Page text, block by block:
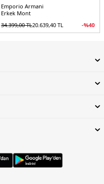
Emporio Armani
Erkek Mont
34.399,00TL20.639,40 TL -%40